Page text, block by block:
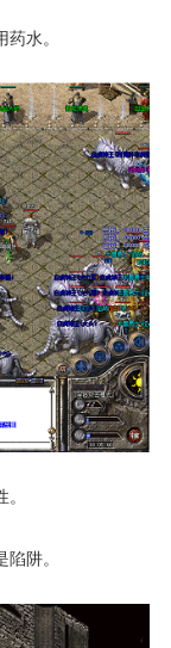
水。
阱。